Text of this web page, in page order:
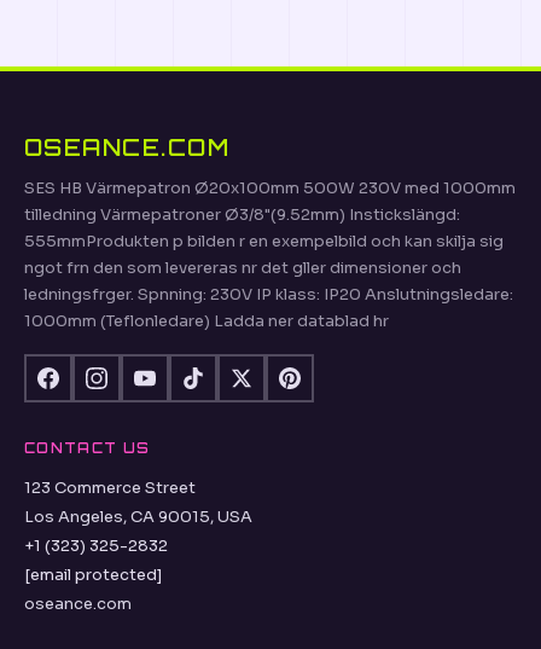
OSEANCE.COM
SES HB Värmepatron Ø20x100mm 500W 230V med 1000mm
tilledning Värmepatroner Ø3/8"(9.52mm) Instickslängd:
555mmProdukten p bilden r en exempelbild och kan skilja sig
ngot frn den som levereras nr det gller dimensioner och
ledningsfrger. Spnning: 230V IP klass: IP20 Anslutningsledare:
1000mm (Teflonledare) Ladda ner datablad hr
CONTACT US
123 Commerce Street
Los Angeles, CA 90015, USA
+1 (323) 325-2832
[email protected]
oseance.com